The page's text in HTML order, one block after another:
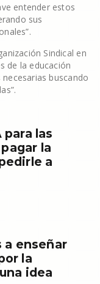
entender estos
sus
Sindical en
de la educación
buscando
para las
la
a
a enseñar
la
idea